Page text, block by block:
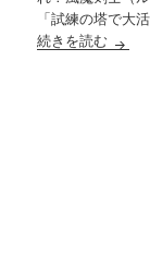
「試練の塔で大
続きを読む
風魔